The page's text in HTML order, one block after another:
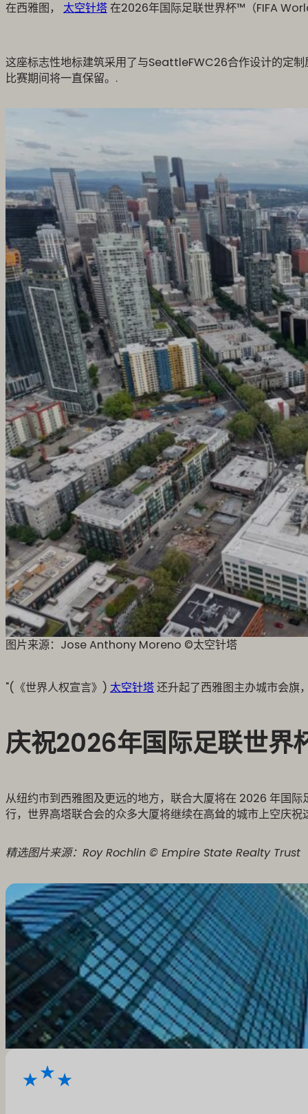
在西雅图， 太空针塔在2026年国际足联世界杯™（FIFA
这座标志性地标建筑采用了与SeattleFWC26合作设计的定
比赛期间将一直保留。.
图片来源：Jose Anthony Moreno ©️太空针塔
"(《世界人权宣言》) 太空针塔还升起了西雅图主办城市会旗
庆祝2026年国际足联世界
从纽约市到西雅图及更远的地方，联合大厦将在 2026 年国
行，世界高塔联合会的众多大厦将继续在高耸的城市上空庆
精选图片来源：Roy Rochlin © Empire State Realty Trust